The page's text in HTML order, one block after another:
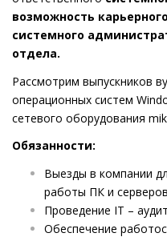
возможность
системного
отдела.
Рассмотрим выпускников
операционных систем
сетевого оборудования
Обязанности:
Выезды в компании
работы ПК и
Проведение IT –
Обеспечение